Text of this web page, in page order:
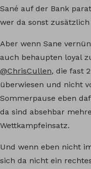
Sané auf der Bank
wer da sonst
Aber wenn Sane
auch behaupten loyal
@ChrisCullen, die fast
überwiesen und nicht
Sommerpause eben
da sind absehbar
Wettkampfeinsatz.
Und wenn eben nicht
sich da nicht ein